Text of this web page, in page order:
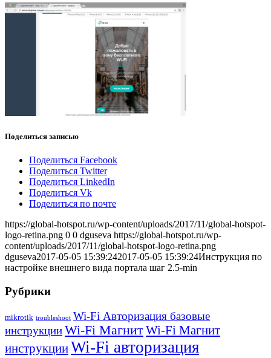
Поделиться записью
Поделиться Facebook
Поделиться Twitter
Поделиться LinkedIn
Поделиться Vk
Поделиться по почте
https://global-hotspot.ru/wp-content/uploads/2017/11/global-hotspot-
logo-retina.png 0 0 dguseva https://global-hotspot.ru/wp-
content/uploads/2017/11/global-hotspot-logo-retina.png
dguseva2017-05-05 15:39:242017-05-05 15:39:24Инструкция по
настройке внешнего вида портала шаг 2.5-min
Рубрики
mikrotik troubleshoot Wi-Fi Авторизация базовые
инструкцииWi-Fi МагнитWi-Fi Магнит
инструкцииWi-Fi авторизация